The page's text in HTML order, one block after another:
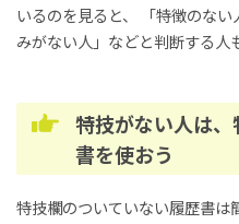
いるのを見ると、 「特徴のな
みがない人」などと判断する人
特技がない人は
書を使おう
特技欄のついていない履歴書は